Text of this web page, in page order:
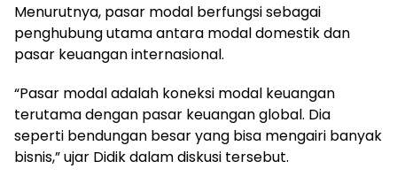
Menurutnya, pasar modal berfungsi sebagai
penghubung utama antara modal domestik dan
pasar keuangan internasional.
“Pasar modal adalah koneksi modal keuangan
terutama dengan pasar keuangan global. Dia
seperti bendungan besar yang bisa mengairi banyak
bisnis,” ujar Didik dalam diskusi tersebut.